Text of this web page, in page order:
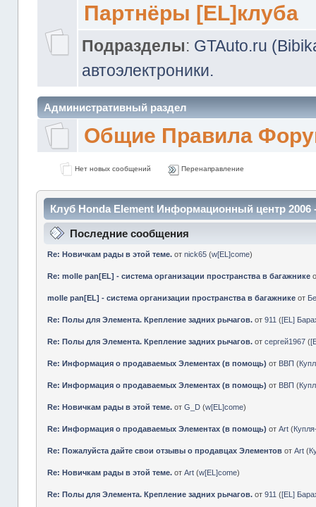
Партнёры [EL]клуба
Подразделы: GTAuto.ru
автоэлектроники.
Административный раздел
Общие Правила
Нет новых сообщений Перенаправление
Клуб Honda Element Информационный центр
Последние сообщения
Re: Новичкам рады в этой теме. отnick65 (w[EL]come)
Re: molle pan[EL] - система организации пространства в багажнике
molle pan[EL] - система организации пространства в багажнике от
Re: Полы для Элемента. Крепление задних рычагов. от911 ([EL]
Re: Полы для Элемента. Крепление задних рычагов. отсергей1967 (
Re: Информация о продаваемых Элементах (в помощь) от ВВП (
Re: Информация о продаваемых Элементах (в помощь) от ВВП (
Re: Новичкам рады в этой теме. отG_D (w[EL]come)
Re: Информация о продаваемых Элементах (в помощь) отArt (
Re: Пожалуйста дайте свои отзывы о продавцах Элементов отArt (
Re: Новичкам рады в этой теме. отArt (w[EL]come)
Re: Полы для Элемента. Крепление задних рычагов. от911 ([EL]